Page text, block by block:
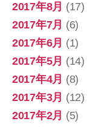
2017年8月 (17)
2017年7月 (6)
2017年6月 (1)
2017年5月 (14)
2017年4月 (8)
2017年3月 (12)
2017年2月 (5)